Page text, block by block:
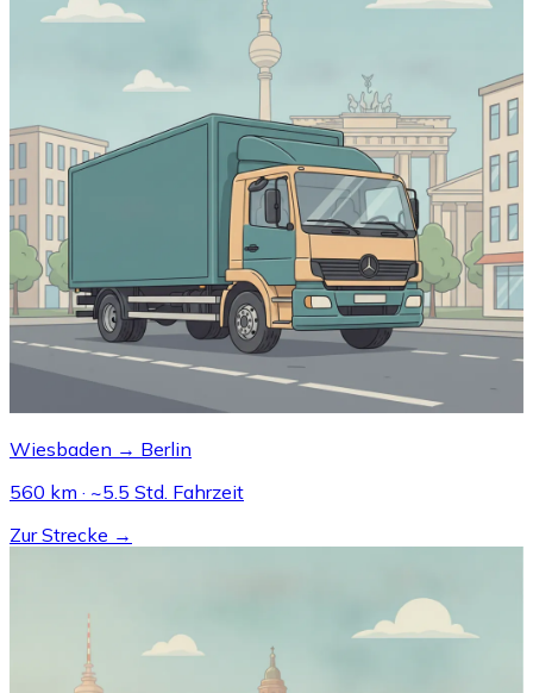
Wiesbaden → Berlin
560 km · ~5.5 Std. Fahrzeit
Zur Strecke →